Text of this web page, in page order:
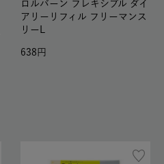
ロルバーン フレキシブル ダイ
アリーリフィル フリーマンス
リーL
638